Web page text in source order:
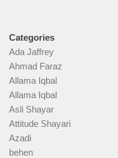
Categories
Ada Jaffrey
Ahmad Faraz
Allama Iqbal
Allama Iqbal
Asli Shayar
Attitude Shayari
Azadi
behen